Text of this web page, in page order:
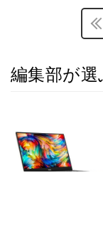
編集部が